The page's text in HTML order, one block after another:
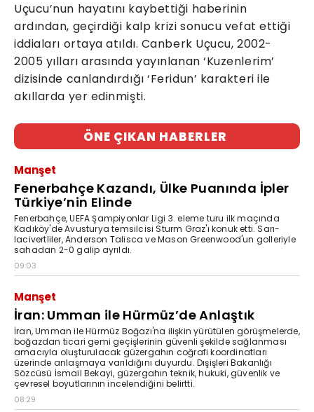
Uçucu’nun hayatını kaybettiği haberinin
ardından, geçirdiği kalp krizi sonucu vefat ettiği
iddiaları ortaya atıldı. Canberk Uçucu, 2002-
2005 yılları arasında yayınlanan ‘Kuzenlerim’
dizisinde canlandırdığı ‘Feridun’ karakteri ile
akıllarda yer edinmişti.
ÖNE ÇIKAN HABERLER
Manşet
Fenerbahçe Kazandı, Ülke Puanında İpler
Türkiye’nin Elinde
Fenerbahçe, UEFA Şampiyonlar Ligi 3. eleme turu ilk maçında
Kadıköy'de Avusturya temsilcisi Sturm Graz'ı konuk etti. Sarı-
lacivertliler, Anderson Talisca ve Mason Greenwood'un golleriyle
sahadan 2-0 galip ayrıldı.
09:03
Manşet
İran: Umman ile Hürmüz’de Anlaştık
İran, Umman ile Hürmüz Boğazı'na ilişkin yürütülen görüşmelerde,
boğazdan ticari gemi geçişlerinin güvenli şekilde sağlanması
amacıyla oluşturulacak güzergahın coğrafi koordinatları
üzerinde anlaşmaya varıldığını duyurdu. Dışişleri Bakanlığı
Sözcüsü İsmail Bekayi, güzergahın teknik, hukuki, güvenlik ve
çevresel boyutlarının incelendiğini belirtti.
08:29